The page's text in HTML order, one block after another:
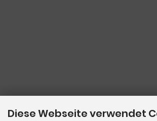
Diese Webseite verwendet